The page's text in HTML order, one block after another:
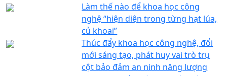
Làm thế nào để khoa học công
nghệ “hiện diện trong từng hạt lúa,
củ khoai”
Thúc đẩy khoa học công nghệ, đổi
mới sáng tạo, phát huy vai trò trụ
cột bảo đảm an ninh năng lượng